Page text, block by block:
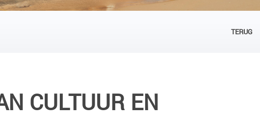
TERUG
CULTUUR EN